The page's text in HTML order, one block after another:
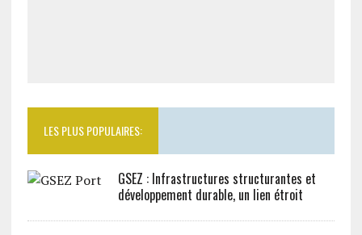
LES PLUS POPULAIRES:
GSEZ : Infrastructures structurantes et
développement durable, un lien étroit